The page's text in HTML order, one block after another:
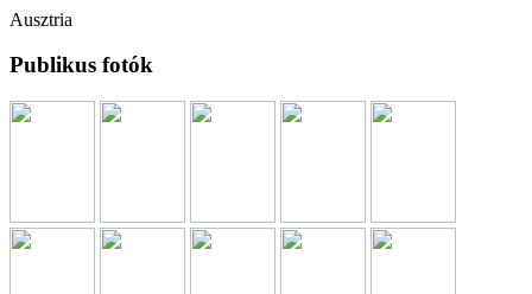
Ausztria
Publikus fotók